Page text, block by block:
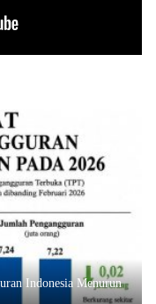
Indonesia Menurun